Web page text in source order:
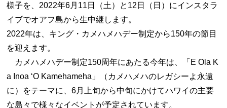
様子を、2022年6月11日（土）と12日（日）にインスタラ
イブでオアフ島から生中継します。
2022年は、キング・カメハメハデー制定から150年の節目
を迎えます。
カメハメハデー制定150周年にあたる今年は、「E Ola K
a Inoa ʻO Kamehameha」（カメハメハのレガシーよ永遠
に）をテーマに、6月上旬から中旬にかけてハワイの主要
な島々で様々なイベントが予定されています。